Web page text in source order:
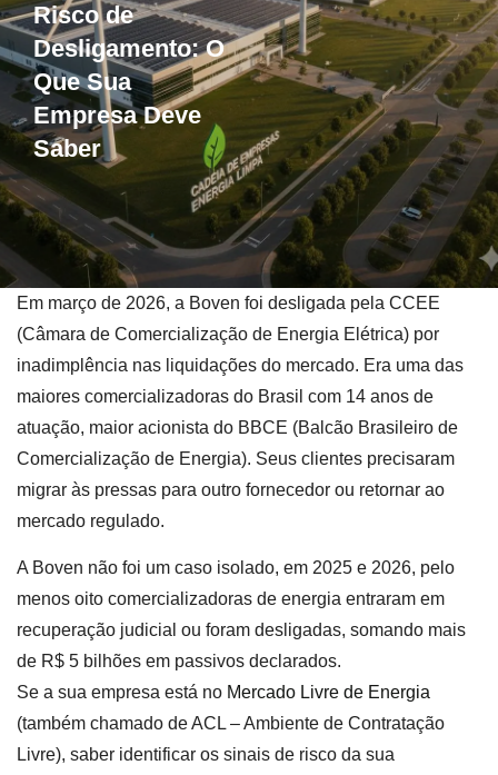
Risco de
Desligamento: O
Que Sua
Empresa Deve
Saber
Em março de 2026, a Boven foi desligada pela CCEE
(Câmara de Comercialização de Energia Elétrica) por
inadimplência nas liquidações do mercado. Era uma das
maiores comercializadoras do Brasil com 14 anos de
atuação, maior acionista do BBCE (Balcão Brasileiro de
Comercialização de Energia). Seus clientes precisaram
migrar às pressas para outro fornecedor ou retornar ao
mercado regulado.
A Boven não foi um caso isolado, em 2025 e 2026, pelo
menos oito comercializadoras de energia entraram em
recuperação judicial ou foram desligadas, somando mais
de R$ 5 bilhões em passivos declarados.
Se a sua empresa está no Mercado Livre de Energia
(também chamado de ACL – Ambiente de Contratação
Livre), saber identificar os sinais de risco da sua